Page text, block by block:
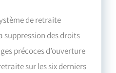
de retraite
des droits
précoces d’ouverture
sur les six derniers